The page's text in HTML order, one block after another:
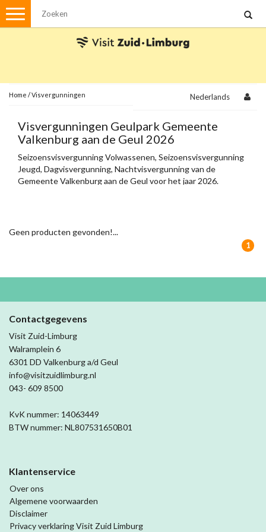
Menu
Met de auto
Visvergunningen
Plattegronden
Uit de streek
Streekpakketten
Home /Visvergunningen Nederlands
Visvergunningen Geulpark Gemeente
Valkenburg aan de Geul 2026
Seizoensvisvergunning Volwassenen, Seizoensvisvergunning
Jeugd, Dagvisvergunning, Nachtvisvergunning van de
Gemeente Valkenburg aan de Geul voor het jaar 2026.
Geen producten gevonden!...
1
Contactgegevens
Visit Zuid-Limburg
Walramplein 6
6301 DD Valkenburg a/d Geul
info@visitzuidlimburg.nl
043- 609 8500
KvK nummer: 14063449
BTW nummer: NL807531650B01
Klantenservice
Over ons
Algemene voorwaarden
Disclaimer
Privacy verklaring Visit Zuid Limburg